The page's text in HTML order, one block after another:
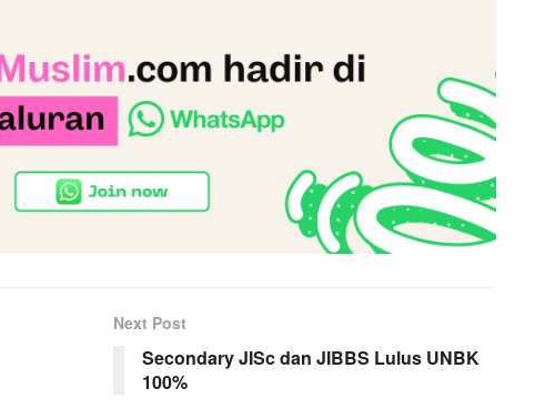
Next Post
Secondary JISc dan JIBBS Lulus UNBK
100%